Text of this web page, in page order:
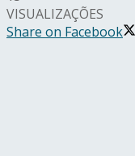
VISUALIZAÇÕES
Share on Facebook